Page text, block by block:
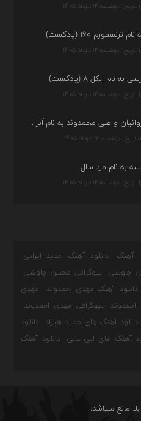
تاریخ : دوشنبه ۱۲ مرداد ۱۴۰۵
۱۶۰ (پادکست)
تاریخ : دوشنبه ۱۲ مرداد ۱۴۰۵
الکل ۸ (پادکست)
تاریخ : دوشنبه ۱۲ مرداد ۱۴۰۵
دانلود آهنگ فرید پیروانیان و علی محمدوند به نام اَبَر قدرت
تاریخ : دوشنبه ۱۲ مرداد ۱۴۰۵
به نام مرد سال
تاریخ : دوشنبه ۱۲ مرداد ۱۴۰۵
آهنگ
دانلود آهنگ جدید ایرانی
چاوشی
بیوگرافی محسن چاوشی
دانلود آهنگ مهدی احمدوند
مهدی
بیوگرافی مهدی احمدوند
دانلود آهنگ های حمید هیراد
دانلود
آهنگ های ابی عالی
دانلود آهنگ
مانع میباشد.